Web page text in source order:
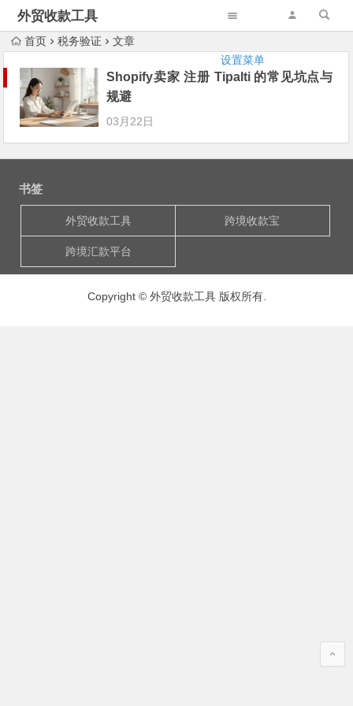
外贸收款工具
设置菜单
首页 税务验证 文章
Shopify卖家 注册 Tipalti 的常见坑点与
规避
03月22日
书签
外贸收款工具 跨境收款宝
跨境汇款平台
Copyright © 外贸收款工具 版权所有.